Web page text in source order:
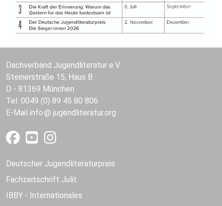
Dachverband Jugendliteratur e.V.
Steinerstraße 15, Haus B
D - 81369 München
Tel. 0049 (0) 89 45 80 806
E-Mail info jugendliteratur.org
Deutscher Jugendliteraturpreis
Fachzeitschrift Julit
IBBY - Internationales